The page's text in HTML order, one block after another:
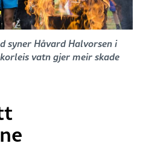
syner Håvard Halvorsen i
vatn gjer meir skade